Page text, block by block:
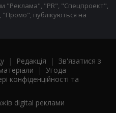
"Реклама", "PR", "Спецпроект",
публікуються на
| Редакція | Зв'язатися з
| Угода
конфіденційності та
digital реклами